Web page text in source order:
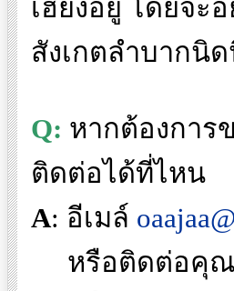
เฮียงอยู่ โดยจะ
สังเกตลำบากนิ
Q: หากต้องการ
ติดต่อได้ที่ไหน
A: อีเมล์
หรือติดต่อคุ